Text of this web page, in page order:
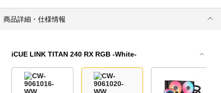
商品詳細・仕様情報
iCUE LINK TITAN 240 RX RGB -White-